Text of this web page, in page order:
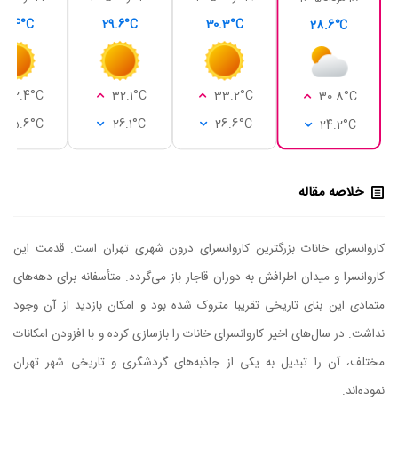
28.6°C
30.8°C
24.2°C
30.3°C
33.2°C
26.6°C
29.6°C
32.1°C
26.1°C
32.4°C
25.6°C
خلاصه مقاله
کاروانسرای خانات بزرگترین کاروانسرای درون شهری تهران است. قدمت این
کاروانسرا و میدان اطرافش به دوران قاجار باز می‌گردد. متأسفانه برای دهه‌های
متمادی این بنای تاریخی تقریبا متروک شده بود و امکان بازدید از آن وجود
نداشت. در سال‌های اخیر کاروانسرای خانات را بازسازی کرده و با افزودن امکانات
مختلف، آن را تبدیل به یکی از جاذبه‌های گردشگری و تاریخی شهر تهران
نموده‌اند.